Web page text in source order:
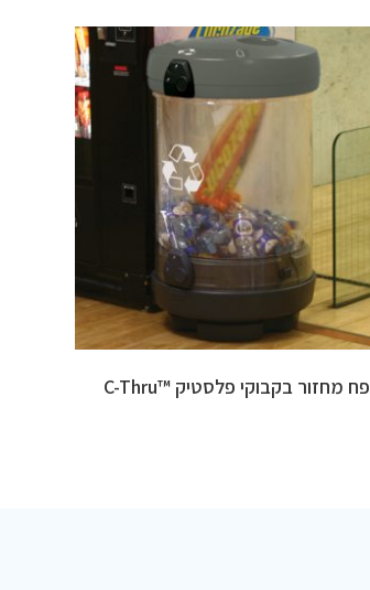
פח מחזור בקבוקי פלסטיק ™C-Thru